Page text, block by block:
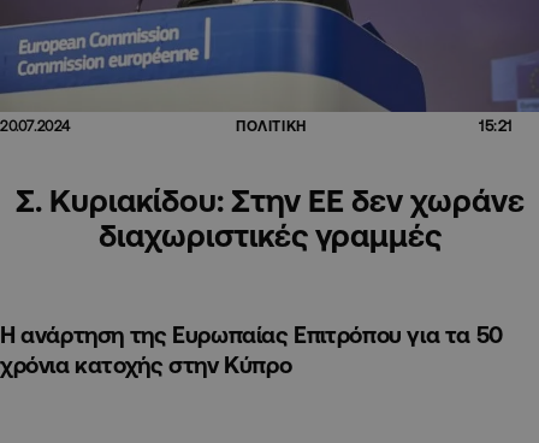
20.07.2024 ΠΟΛΙΤΙΚΗ 15:21
Σ. Κυριακίδου: Στην ΕΕ δεν χωράνε
διαχωριστικές γραμμές
Η ανάρτηση της Ευρωπαίας Επιτρόπου για τα 50
χρόνια κατοχής στην Κύπρο